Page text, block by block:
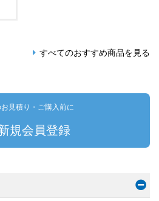
すべてのおすすめ商品を見る
見積り・ご購入前に
規会員登録